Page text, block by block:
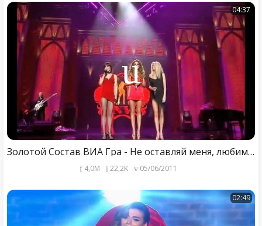
04:37
Золотой Состав ВИА Гра - Не оставляй меня, любимый!
4,0M 22,2K 05/06/2011
02:49